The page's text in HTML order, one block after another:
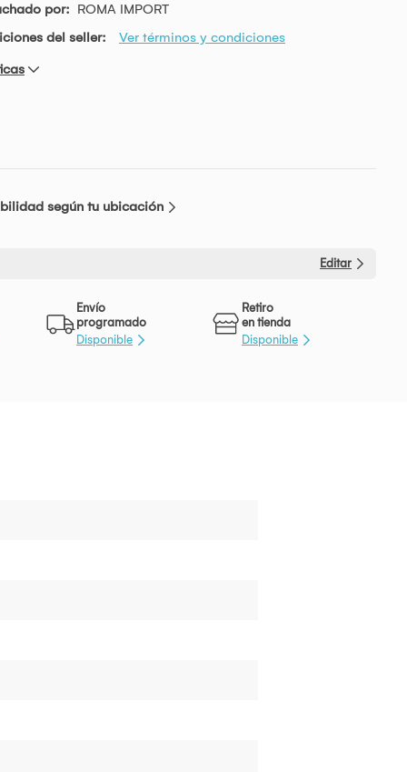
por: ROMA IMPORT
del seller:
Ver términos y condiciones
según tu ubicación
Editar
Envío
programado
Disponible
Retiro
en tienda
Disponible